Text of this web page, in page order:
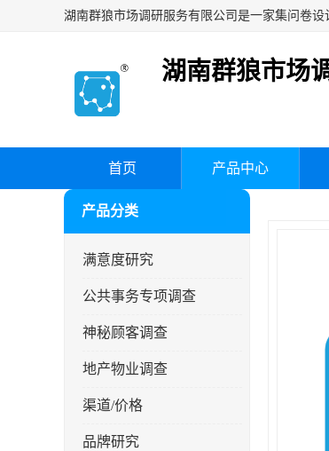
湖南群狼市场
首页 产品中心
产品分类
满意度研究
公共事务专项调查
神秘顾客调查
地产物业调查
渠道/价格
品牌研究